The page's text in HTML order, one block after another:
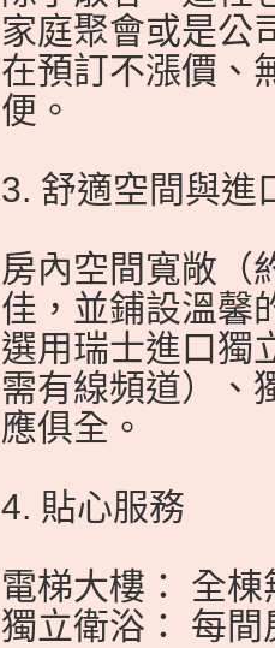
家庭聚會或是公
在預訂不漲價、
便。
3. 舒適空間與進
房內空間寬敞（
佳，並鋪設溫馨
選用瑞士進口獨
需有線頻道）、
應俱全。
4. 貼心服務
電梯大樓： 全
獨立衛浴： 每